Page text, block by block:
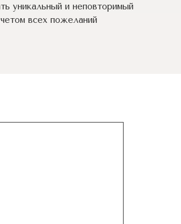
уникальный и неповторимый
всех пожеланий